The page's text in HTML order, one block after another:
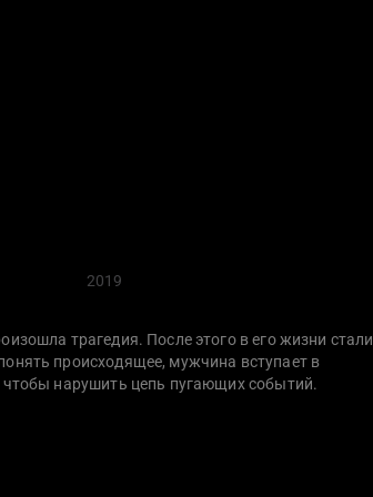
2019
трагедия. После этого в его жизни стали
происходящее, мужчина вступает в
нарушить цепь пугающих событий.